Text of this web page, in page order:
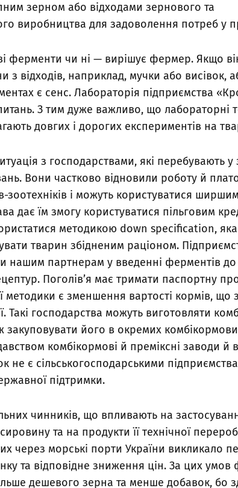
зерном або відходами зернового та
виробництва для задоволення потреб у
ферменти чи ні — вирішує фермер. Якщо
з відходів, наприклад, мучки або висівок,
є сенс. Лабораторія підприємства
З тим дуже важливо, що лабораторні
довгих і дорогих експериментів на
з господарствами, які перебувають у
Вони частково відновили роботу й
зоотехніків і можуть користуватися
дає їм змогу користуватися пільговим
методикою down specification,
тварин збідненим раціоном.
нашим партнерам у введенні ферментів до
Поголів’я має тримати паспортну
методики є зменшення вартості кормів, що
Такі господарства можуть виготовляти
закуповувати його в окремих
комбікормові й преміксні заводи й
не є сільськогосподарськими
підтримки.
чинників, що впливають на
та на продукти її технічної
через морські порти України викликало
та відповідне зниження цін. За цих
дешевого зерна та менше добавок, бо